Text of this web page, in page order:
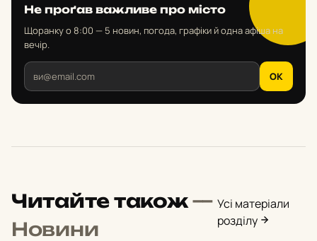
Не проґав важливе про місто
Щоранку о 8:00 — 5 новин, погода, графіки й одна афіша на
вечір.
OK
Читайте також—
Новини
Усі матеріали
розділу